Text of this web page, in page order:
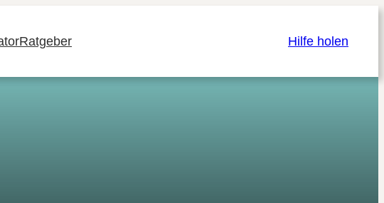
Ratgeber Hilfe holen